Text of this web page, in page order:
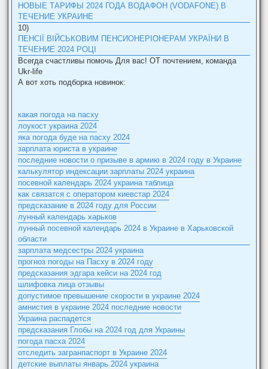
НОВЫЕ ТАРИФЫ 2024 ГОДА ВОДАФОН (VODAFONE) В
ТЕЧЕНИЕ УКРАИНЕ
10)
ПЕНСІЇ ВІЙСЬКОВИМ ПЕНСИОНЕРІОНЕРАМ УКРАЇНИ В
ТЕЧЕНИЕ 2024 РОЦІ
Всегда счастливы помочь Для вас! ОТ почтением, команда
Ukr-life
А вот хоть подборка новинок:
какая погода на пасху
лоукост украина 2024
яка погода буде на пасху 2024
зарплата юриста в украине
последние новости о призыве в армию в 2024 году в Украине
калькулятор индексации зарплаты 2024 украина
посевной календарь 2024 украина таблица
как связатся с оператором киевстар 2024
предсказание в 2024 году для России
лунный календарь харьков
лунный посевной календарь 2024 в Украине в Харьковской
области
зарплата медсестры 2024 украина
прогноз погоды на Пасху в 2024 году
предсказания эдгара кейси на 2024 год
шлифовка лица отзывы
допустимое превышение скорости в украине 2024
амнистия в украине 2024 последние новости
Украина распадется
предсказания Глобы на 2024 год для Украины
погода пасха 2024
отследить загранпаспорт в Украине 2024
детские выплаты январь 2024 украина